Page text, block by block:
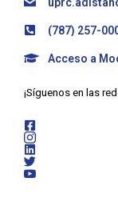
(787) 257-
Acceso a
¡Síguenos en las